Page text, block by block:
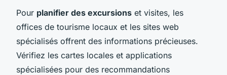
Pour planifier des excursions et visites, les
offices de tourisme locaux et les sites web
spécialisés offrent des informations précieuses.
Vérifiez les cartes locales et applications
spécialisées pour des recommandations